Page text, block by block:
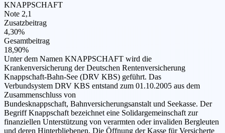
KNAPPSCHAFT
Note 2,1
Zusatzbeitrag
4,30%
Gesamtbeitrag
18,90%
Unter dem Namen KNAPPSCHAFT wird die
Krankenversicherung der Deutschen Rentenversicherung
Knappschaft-Bahn-See (DRV KBS) geführt. Das
Verbundsystem DRV KBS entstand zum 01.10.2005 aus dem
Zusammenschluss von
Bundesknappschaft, Bahnversicherungsanstalt und Seekasse. Der
Begriff Knappschaft bezeichnet eine Solidargemeinschaft zur
finanziellen Unterstützung von verarmten oder invaliden Bergleuten
und deren Hinterbliebenen. Die Öffnung der Kasse für Versicherte